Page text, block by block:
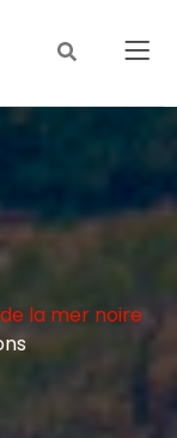
la mer noire